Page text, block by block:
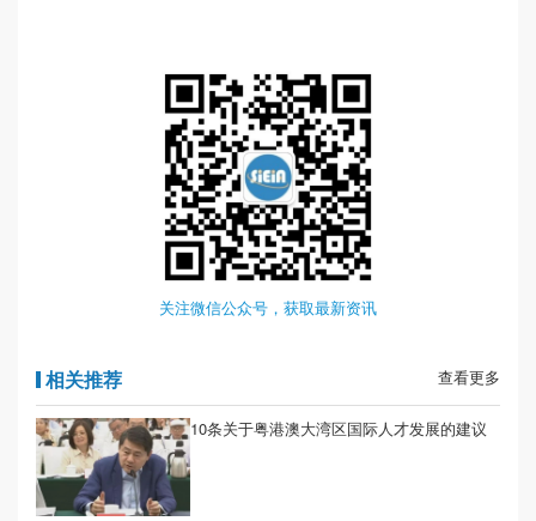
关注微信公众号，获取最新资讯
相关推荐 查看更多
10条关于粤港澳大湾区国际人才发展的建议